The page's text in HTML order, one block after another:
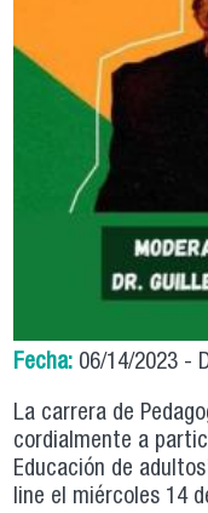
Fecha: 06/14/2023 -
La carrera de
cordialmente a
Educación de
line el miércoles 14